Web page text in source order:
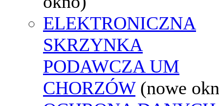
ELEKTRONICZNA
SKRZYNKA
PODAWCZA UM
CHORZÓW (nowe